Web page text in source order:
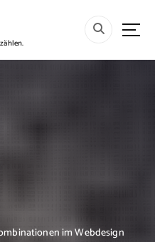
im Webdesign